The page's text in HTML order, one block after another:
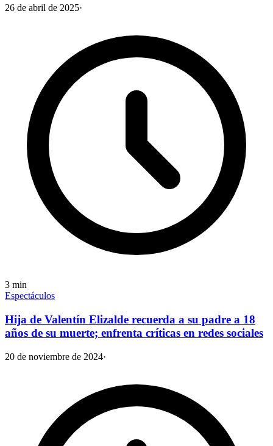
26 de abril de 2025·
3 min
Espectáculos
Hija de Valentín Elizalde recuerda a su padre a 18
años de su muerte; enfrenta críticas en redes sociales
20 de noviembre de 2024·